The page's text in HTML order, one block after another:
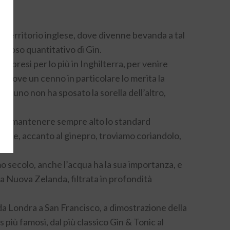
territorio inglese, dove divenne bevanda a tal
quantitativo di Gin.
per lo più in Inghilterra, per venire
dove un cenno in particolare lo merita la
uno non ha sposato la sorella dell’altro,
mantenere sempre alto lo standard
accanto al ginepro, troviamo coriandolo,
anche l’acqua ha la sua importanza, e
Nuova Zelanda, filtrata in profondità
Londra a San Francisco, a dimostrazione della
famosi, dal più classico Gin & Tonic al